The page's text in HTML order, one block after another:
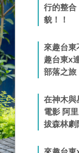
行的整合
貌！！
來趣台東
趣台東x
部落之旅
在神木與
電影 阿
拔森林劇